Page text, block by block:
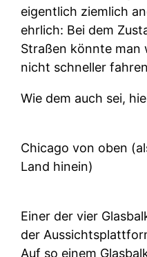
eigentlich ziemlich
ehrlich: Bei dem
Straßen könnte man
nicht schneller
Wie dem auch sei,
Chicago von oben
Land hinein)
Einer der vier
der
Auf so einem